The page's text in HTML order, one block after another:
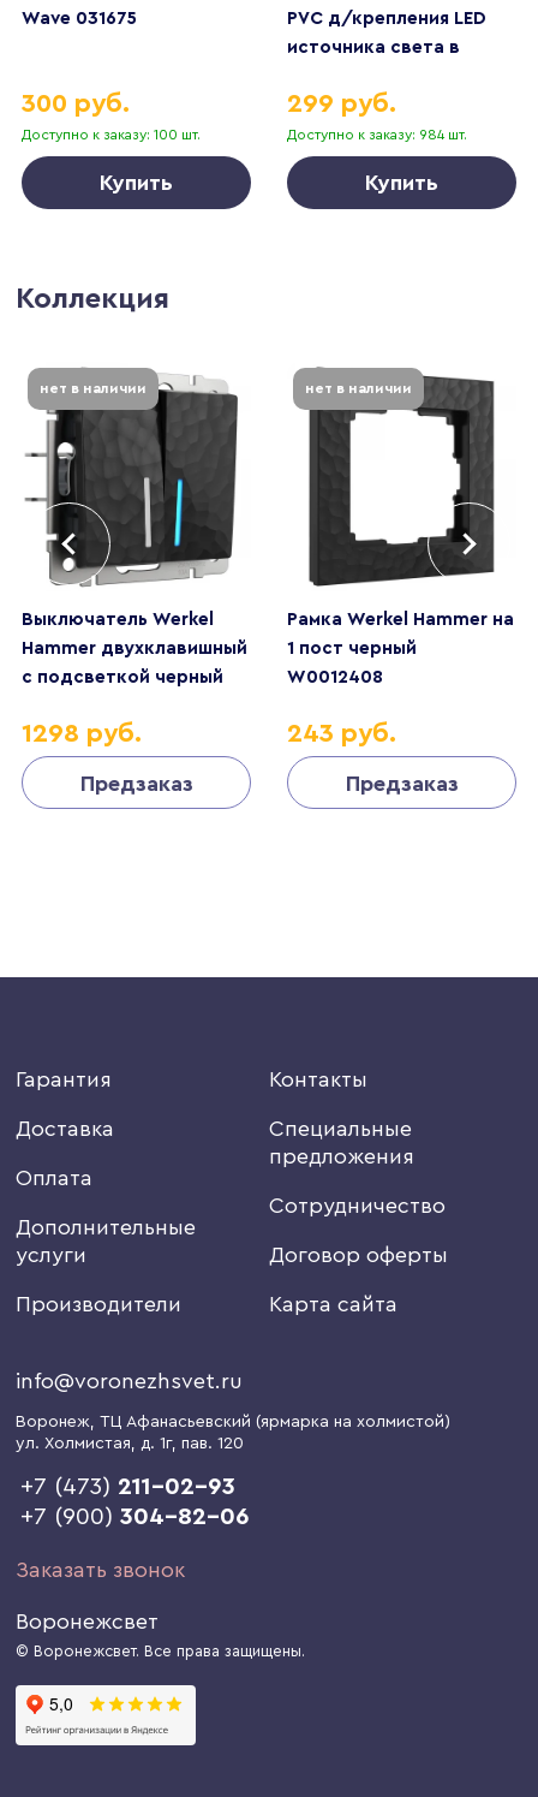
Wave 031675
Доступно к заказу: 100 шт.
300 руб.
Купить
PVC д/крепления LED
источника света в
Anello Lightstar 012216
Доступно к заказу: 984 шт.
299 руб.
Купить
Коллекция
Выключатель Werkel
Hammer двухклавишный
с подсветкой черный
4690389162374
нет в наличии
1298 руб.
Предзаказ
Рамка Werkel Hammer на
1 пост черный
W0012408
нет в наличии
243 руб.
Предзаказ
Гарантия
Доставка
Оплата
Дополнительные
услуги
Производители
Контакты
Специальные
предложения
Сотрудничество
Договор оферты
Карта сайта
info@voronezhsvet.ru
Воронеж, ТЦ Афанасьевский (ярмарка на холмистой)
ул. Холмистая, д. 1г, пав. 120
+7 (473) 211-02-93
+7 (900)304-82-06
Заказать звонок
Воронежсвет
© Воронежсвет. Все права защищены.